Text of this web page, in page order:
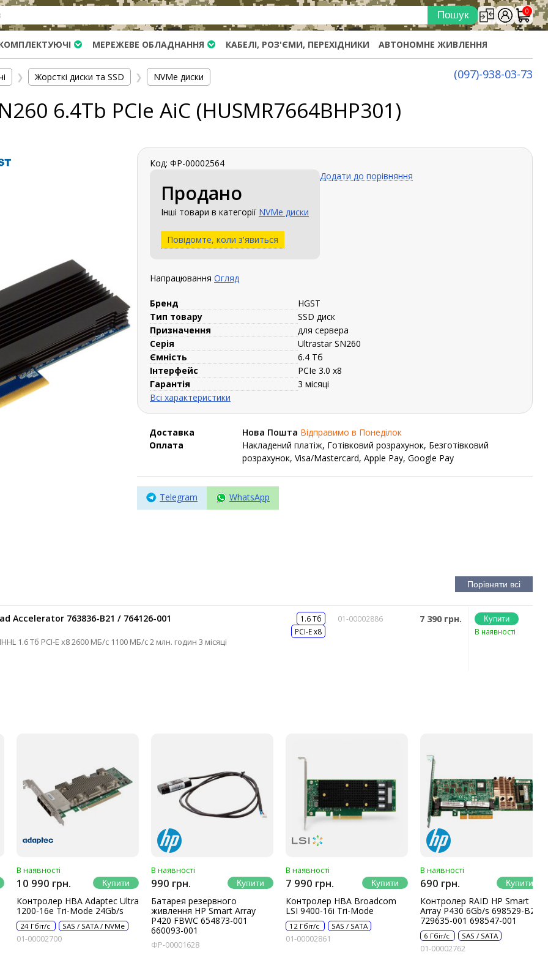
0
МЕРЕЖЕВЕ ОБЛАДНАННЯ КАБЕЛІ, РОЗ'ЄМИ, ПЕРЕХІДНИКИ АВТОНОМНЕ ЖИВЛЕННЯ
(097)-938-03-73
❯ Жорсткі диски та SSD ❯ NVMe диски
6.4Tb PCIe AiC (HUSMR7664BHP301)
Код: ФР-00002564
Продано
Інші товари в категорії NVMe диски
Повідомте, коли з'явиться
Додати до порівняння
Напрацювання Огляд
Бренд
HGST
Тип товару
SSD диск
Призначення
для сервера
Серія
Ultrastar SN260
Ємність
6.4 Тб
Інтерфейс
PCIe 3.0 x8
Гарантія
3 місяці
Всі характеристики
Доставка Нова Пошта Відправимо в Понеділок
Оплата
Накладений платіж, Готівковий розрахунок, Безготівковий
розрахунок, Visa/Mastercard, Apple Pay, Google Pay
Telegram WhatsApp
Accelerator 763836-B21 / 764126-001
1.6 Тб
PCI-E x8
01-00002886 7 390 грн.
В наявності
В наявності
10 990 грн.
Контролер HBA Adaptec Ultra
1200-16e Tri-Mode 24Gb/s
24 Гбіт/с SAS / SATA / NVMe
01-00002700
В наявності
990 грн.
Батарея резервного
живлення HP Smart Array
P420 FBWC 654873-001
660093-001
ФР-00001628
В наявності
7 990 грн.
Контролер HBA Broadcom
LSI 9400-16i Tri-Mode
12 Гбіт/с SAS / SATA
01-00002861
В наявності
690 грн.
Контролер RAID HP Smart
Array P430 6Gb/s 698529-B21
729635-001 698547-001
6 Гбіт/с SAS / SATA
01-00002762